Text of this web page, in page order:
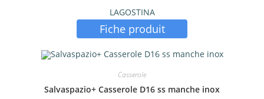
LAGOSTINA
Fiche produit
Casserole
Salvaspazio+ Casserole D16 ss manche inox